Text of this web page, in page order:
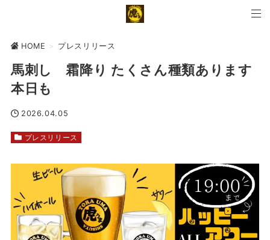
HOME > プレスリリース
馬刺し 霜降り たくさん種類あります
本日も
2026.04.05
プレスリリース